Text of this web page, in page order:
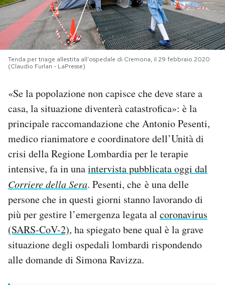
I MIEI PREFERITI
SHOP
CALENDARIO
AREA PERSONALE
Area Personale
Notifiche mobile
Regala il Post
Hai bisogno di aiuto?
Esci
Tenda per triage allestita all'ospedale di Cremona, il 29 febbraio 2020
(Claudio Furlan - LaPresse)
«Se la popolazione non capisce che deve stare a
casa, la situazione diventerà catastrofica»: è la
principale raccomandazione che Antonio Pesenti,
medico rianimatore e coordinatore dell’Unità di
crisi della Regione Lombardia per le terapie
intensive, fa in unaintervista pubblicata oggi dal
Corriere della Sera. Pesenti, che è una delle
persone che in questi giorni stanno lavorando di
più per gestire l’emergenza legata al coronavirus
(SARS-CoV-2), ha spiegato bene qual è la grave
situazione degli ospedali lombardi rispondendo
alle domande di Simona Ravizza.